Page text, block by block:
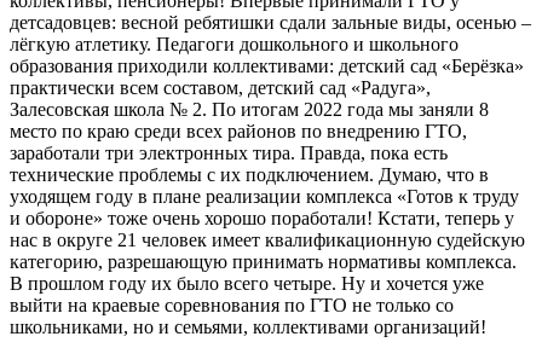
детсадовцев: весной ребятишки сдали зальные виды, осенью –
лёгкую атлетику. Педагоги дошкольного и школьного
образования приходили коллективами: детский сад «Берёзка»
практически всем составом, детский сад «Радуга»,
Залесовская школа № 2. По итогам 2022 года мы заняли 8
место по краю среди всех районов по внедрению ГТО,
заработали три электронных тира. Правда, пока есть
технические проблемы с их подключением. Думаю, что в
уходящем году в плане реализации комплекса «Готов к труду
и обороне» тоже очень хорошо поработали! Кстати, теперь у
нас в округе 21 человек имеет квалификационную судейскую
категорию, разрешающую принимать нормативы комплекса.
В прошлом году их было всего четыре. Ну и хочется уже
выйти на краевые соревнования по ГТО не только со
школьниками, но и семьями, коллективами организаций!